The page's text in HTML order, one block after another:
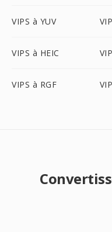
VIPS à YUV
VIPS à HEIC
VIPS à RGF